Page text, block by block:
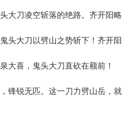
刀凌空斩落的绝路。齐开阳略
头大刀以劈山之势斩下！齐开阳
大喜，鬼头大刀直砍在额前！
锐无匹。这一刀力劈山岳，就